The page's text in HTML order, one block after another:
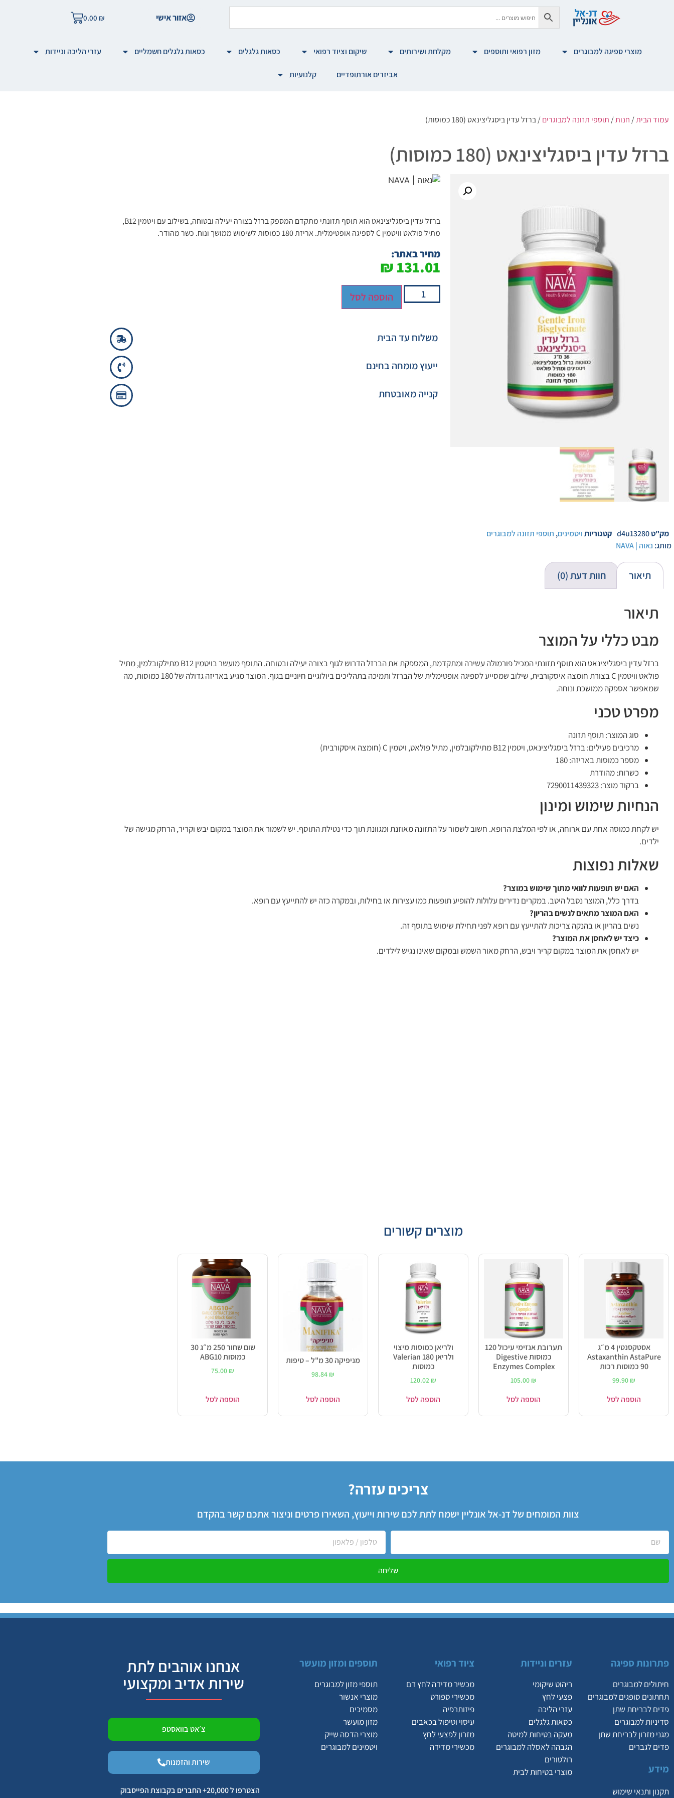
אזור אישי 0.00 ₪
מוצרי ספיגה למבוגרים מזון רפואי ותוספים מקלחת ושירותים שיקום וציוד רפואי כסאות גלגלים כסאות גלגלים חשמליים עזרי הליכה וניידות
אביזרים אורתופדיים קלנועיות
עמוד הבית/ חנות/ תוספי תזונה למבוגרים/ ברזל עדין ביסגליצינאט (180 כמוסות)
ברזל עדין ביסגליצינאט (180 כמוסות)
מק"טd4u13280 קטגוריותויטמינים, תוספי תזונה למבוגרים
מותג: נאוה | NAVA
ברזל עדין ביסגליצינאט הוא תוסף תזונתי מתקדם המספק ברזל בצורה יעילה ובטוחה, בשילוב עם ויטמין B12,
מתיל פולאט וויטמין C לספיגה אופטימלית. אריזת 180 כמוסות לשימוש ממושך ונוח. כשר מהודר.
מחיר באתר:
131.01
₪
הוספה לסל
משלוח עד הבית
ייעוץ מומחה בחינם
קנייה מאובטחת
תיאור חוות דעת (0)
תיאור
מבט כללי על המוצר
ברזל עדין ביסגליצינאט הוא תוסף תזונתי המכיל פורמולה עשירה ומתקדמת, המספקת את הברזל הדרוש לגוף בצורה יעילה ובטוחה. התוסף מועשר בויטמין B12 מתילקובלמין, מתיל
פולאט וויטמין C בצורת חומצה איסקורבית, שילוב שמסייע לספיגה אופטימלית של הברזל ותמיכה בתהליכים ביולוגיים חיוניים בגוף. המוצר מגיע באריזה גדולה של 180 כמוסות, מה
שמאפשר אספקה ממושכת ונוחה.
מפרט טכני
סוג המוצר: תוסף תזונה
מרכיבים פעילים: ברזל ביסגליצינאט, ויטמין B12 מתילקובלמין, מתיל פולאט, ויטמין C (חומצה איסקורבית)
מספר כמוסות באריזה: 180
כשרות: מהודרת
ברקוד מוצר: 7290011439323
הנחיות שימוש ומינון
יש לקחת כמוסה אחת עם ארוחה, או לפי המלצת הרופא. חשוב לשמור על התזונה מאוזנת ומגוונת תוך כדי נטילת התוסף. יש לשמור את המוצר במקום יבש וקריר, הרחק מגישה של
ילדים.
שאלות נפוצות
האם יש תופעות לוואי מתוך שימוש במוצר?
בדרך כלל, המוצר נסבל היטב. במקרים נדירים עלולות להופיע תופעות כמו עצירות או בחילות, ובמקרה כזה יש להתייעץ עם רופא.
האם המוצר מתאים לנשים בהריון?
נשים בהריון או בהנקה צריכות להתייעץ עם רופא לפני תחילת שימוש בתוסף זה.
כיצד יש לאחסן את המוצר?
יש לאחסן את המוצר במקום קריר ויבש, הרחק מאור השמש ובמקום שאינו נגיש לילדים.
מוצרים קשורים
אסטקסנטין 4 מ״ג
Astaxanthin AstaPure
90 כמוסות רכות
99.90 ₪
הוספה לסל
תערובת אנזימי עיכול 120
כמוסות Digestive
Enzymes Complex
105.00 ₪
הוספה לסל
ולריאן כמוסות מיצוי
ולריאן Valerian 180
כמוסות
120.02 ₪
הוספה לסל
מניפיקה 30 מ"ל – טיפות
98.84 ₪
הוספה לסל
שום שחור 250 מ״ג 30
כמוסות ABG10
75.00 ₪
הוספה לסל
צריכים עזרה?
צוות המומחים של דנ-אל אונליין ישמח לתת לכם שירות וייעוץ, השאירו פרטים וניצור אתכם קשר בהקדם
שליחה
פתרונות ספיגה
חיתולים למבוגרים
תחתונים סופגים למבוגרים
פדים לבריחת שתן
סדיניות למבוגרים
מגני מזרון לבריחת שתן
פדים לגברים
מידע
תקנון ותנאי שימוש
עזרים וניידות
ריהוט שיקומי
פצעי לחץ
עזרי הליכה
כסאות גלגלים
מעקה בטיחות למיטה
הגבהה לאסלה למבוגרים
רולטורים
מוצרי בטיחות לבית
ציוד רפואי
מכשיר מדידה לחץ דם
מכשירי ספורט
פיזותרפיה
עיסוי וטיפול בכאבים
מזרון לפצעי לחץ
מכשירי מדידה
תוספים ומזון מועשר
תוספי מזון למבוגרים
מוצרי אנשור
מסמיכים
מזון מועשר
מוצרי הדסה שייק
ויטמינים למבוגרים
אנחנו אוהבים לתת
שירות אדיב ומקצועי
צ׳אט בוואסטפ
שירות והזמנות
הצטרפו ל 20,000+ החברים בקבוצת הפייסבוק